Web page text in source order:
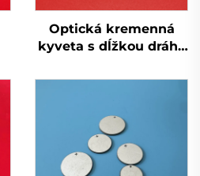
Optická kremenná
kyveta s dĺžkou dráhy
prívodnou a odvodnou
spektroskopické
prístroje